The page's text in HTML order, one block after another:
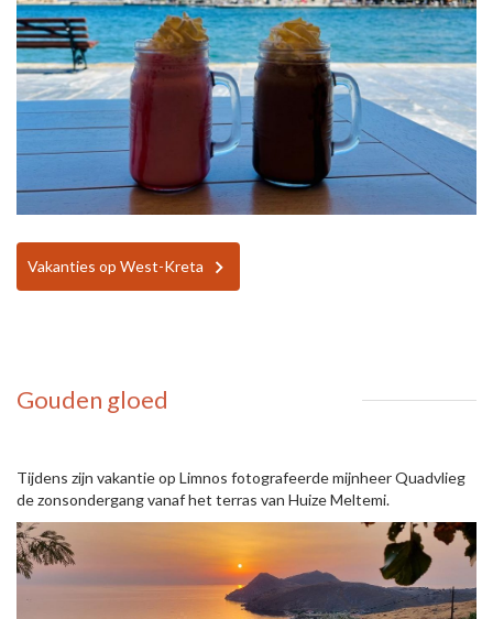
Vakanties op West-Kreta
Gouden gloed
Tijdens zijn vakantie op Limnos fotografeerde mijnheer Quadvlieg
de zonsondergang vanaf het terras van Huize Meltemi.